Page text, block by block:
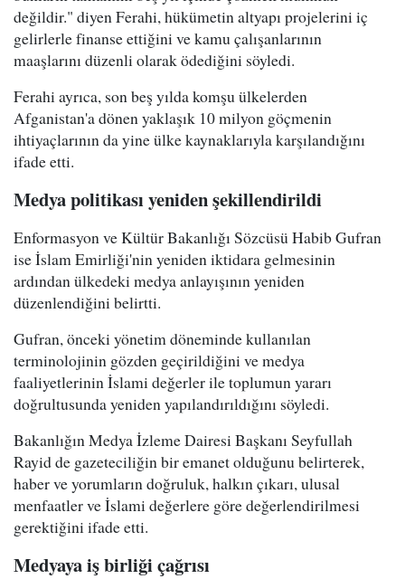
değildir." diyen Ferahi, hükümetin altyapı projelerini iç
gelirlerle finanse ettiğini ve kamu çalışanlarının
maaşlarını düzenli olarak ödediğini söyledi.
Ferahi ayrıca, son beş yılda komşu ülkelerden
Afganistan'a dönen yaklaşık 10 milyon göçmenin
ihtiyaçlarının da yine ülke kaynaklarıyla karşılandığını
ifade etti.
Medya politikası yeniden şekillendirildi
Enformasyon ve Kültür Bakanlığı Sözcüsü Habib Gufran
ise İslam Emirliği'nin yeniden iktidara gelmesinin
ardından ülkedeki medya anlayışının yeniden
düzenlendiğini belirtti.
Gufran, önceki yönetim döneminde kullanılan
terminolojinin gözden geçirildiğini ve medya
faaliyetlerinin İslami değerler ile toplumun yararı
doğrultusunda yeniden yapılandırıldığını söyledi.
Bakanlığın Medya İzleme Dairesi Başkanı Seyfullah
Rayid de gazeteciliğin bir emanet olduğunu belirterek,
haber ve yorumların doğruluk, halkın çıkarı, ulusal
menfaatler ve İslami değerlere göre değerlendirilmesi
gerektiğini ifade etti.
Medyaya iş birliği çağrısı